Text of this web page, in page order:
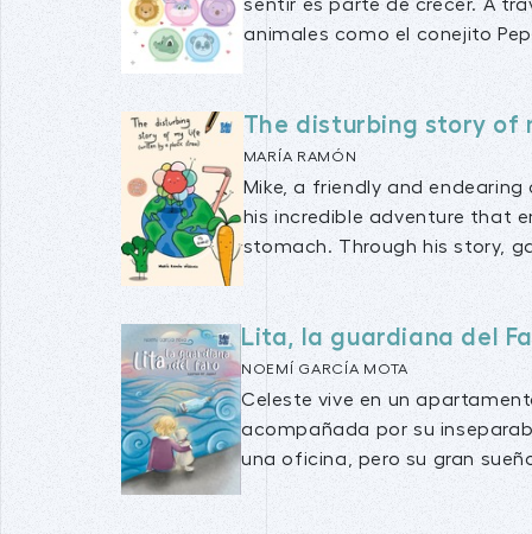
sentir es parte de crecer. A
animales como el conejito
The disturbing story of
MARÍA RAMÓN
Mike, a friendly and
his incredible adventure that
stomach. Through his story,
Lita, la guardiana del
NOEMÍ GARCÍA MOTA
Celeste vive en un
acompañada por su
una oficina, pero su gran